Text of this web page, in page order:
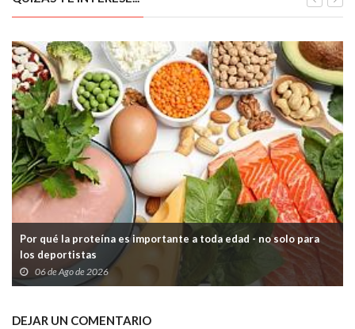
Por qué la proteína es importante a toda edad - no solo para
los deportistas
06 de Ago de 2026
DEJAR UN COMENTARIO